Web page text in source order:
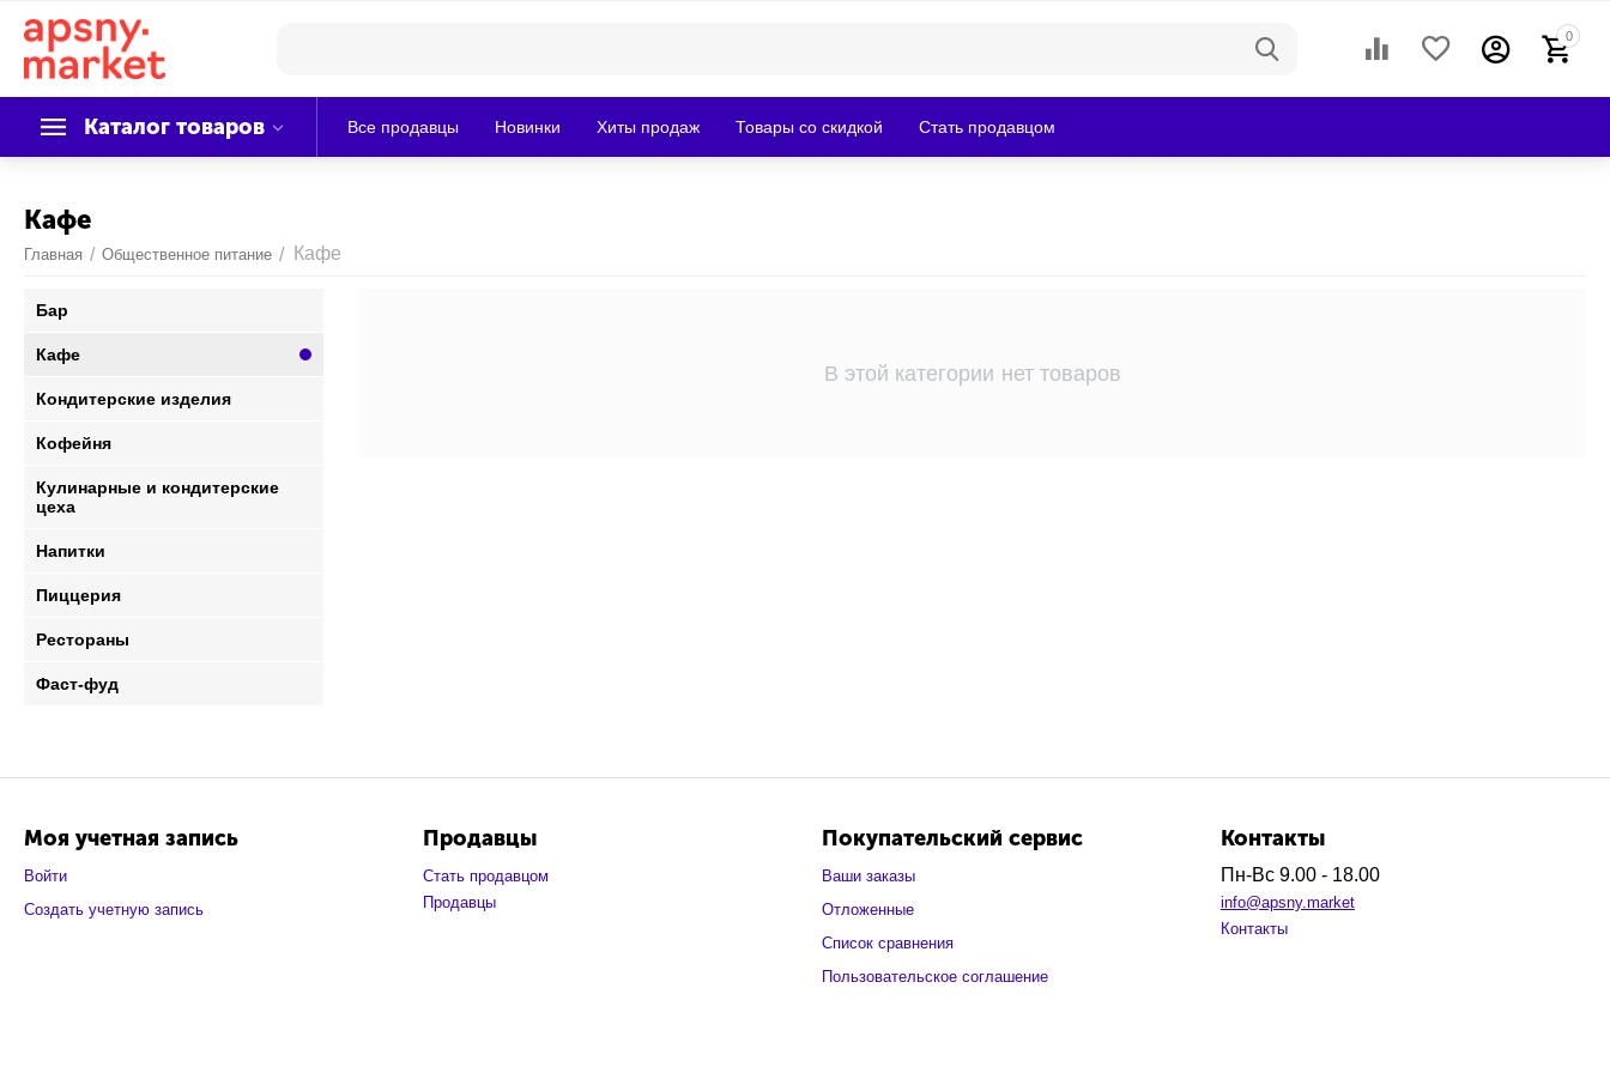
0
Каталог товаров Все продавцы Новинки Хиты продаж Товары со скидкой Стать продавцом
Кафе
Главная / Общественное питание / Кафе
В этой категории нет товаров
Бар
Кафе
Кондитерские изделия
Кофейня
Кулинарные и кондитерские
цеха
Напитки
Пиццерия
Рестораны
Фаст-фуд
Моя учетная запись
Войти
Создать учетную запись
Продавцы
Стать продавцом
Продавцы
Покупательский сервис
Ваши заказы
Отложенные
Список сравнения
Пользовательское соглашение
Контакты
Пн-Вс 9.00 - 18.00
info@apsny.market
Контакты